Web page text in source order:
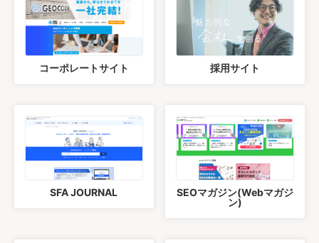
コーポレートサイト 採用サイト
SFA JOURNAL
SEOマガジン(Webマガジ
ン)